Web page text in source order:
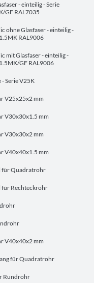
- einteilig - Serie
GF RAL7035
ohne Glasfaser - einteilig -
RAL9006
mit Glasfaser - einteilig -
GF RAL9006
Serie V25K
V25x25x2 mm
V30x30x1.5 mm
V30x30x2 mm
V40x40x1.5 mm
für Quadratrohr
für Rechteckrohr
V40x40x2 mm
für Quadratrohr
Rundrohr